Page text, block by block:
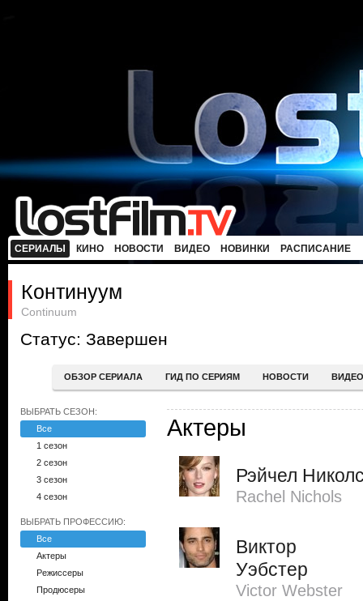
СЕРИАЛЫ КИНО НОВОСТИ ВИДЕО НОВИНКИ РАСПИСАНИЕ
Континуум
Continuum
Статус: Завершен
ОБЗОР СЕРИАЛА ГИД ПО СЕРИЯМ НОВОСТИ ВИДЕО
ВЫБРАТЬ СЕЗОН:
Все
1 сезон
2 сезон
3 сезон
4 сезон
ВЫБРАТЬ ПРОФЕССИЮ:
Все
Актеры
Режиссеры
Продюсеры
Актеры
Рэйчел
Rachel Nichols
Виктор
Уэбстер
Victor Webster